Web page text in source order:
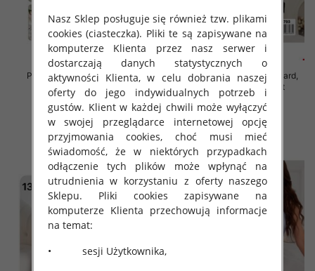
Piżama damska Roz Standard,
Mix kolor Paczka 12 szt
32.00 zł
szczegóły
Piżama damska Roz Standard,
Mix kolor Paczka 12 szt
32.00 zł
szczegóły
Nasz Sklep posługuje się również tzw. plikami
cookies (ciasteczka). Pliki te są zapisywane na
komputerze Klienta przez nasz serwer i
dostarczają danych statystycznych o
aktywności Klienta, w celu dobrania naszej
oferty do jego indywidualnych potrzeb i
gustów. Klient w każdej chwili może wyłączyć
w swojej przeglądarce internetowej opcję
przyjmowania cookies, choć musi mieć
świadomość, że w niektórych przypadkach
odłączenie tych plików może wpłynąć na
utrudnienia w korzystaniu z oferty naszego
Sklepu. Pliki cookies zapisywane na
komputerze Klienta przechowują informacje
na temat:
• sesji Użytkownika,